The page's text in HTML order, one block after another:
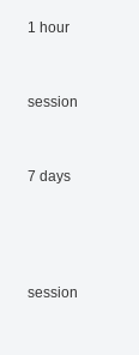
1 hour
session
7 days
session